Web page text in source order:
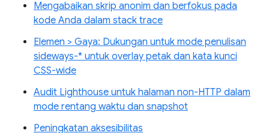
Mengabaikan skrip anonim dan berfokus pada
kode Anda dalam stack trace
Elemen > Gaya: Dukungan untuk mode penulisan
sideways-* untuk overlay petak dan kata kunci
CSS-wide
Audit Lighthouse untuk halaman non-HTTP dalam
mode rentang waktu dan snapshot
Peningkatan aksesibilitas